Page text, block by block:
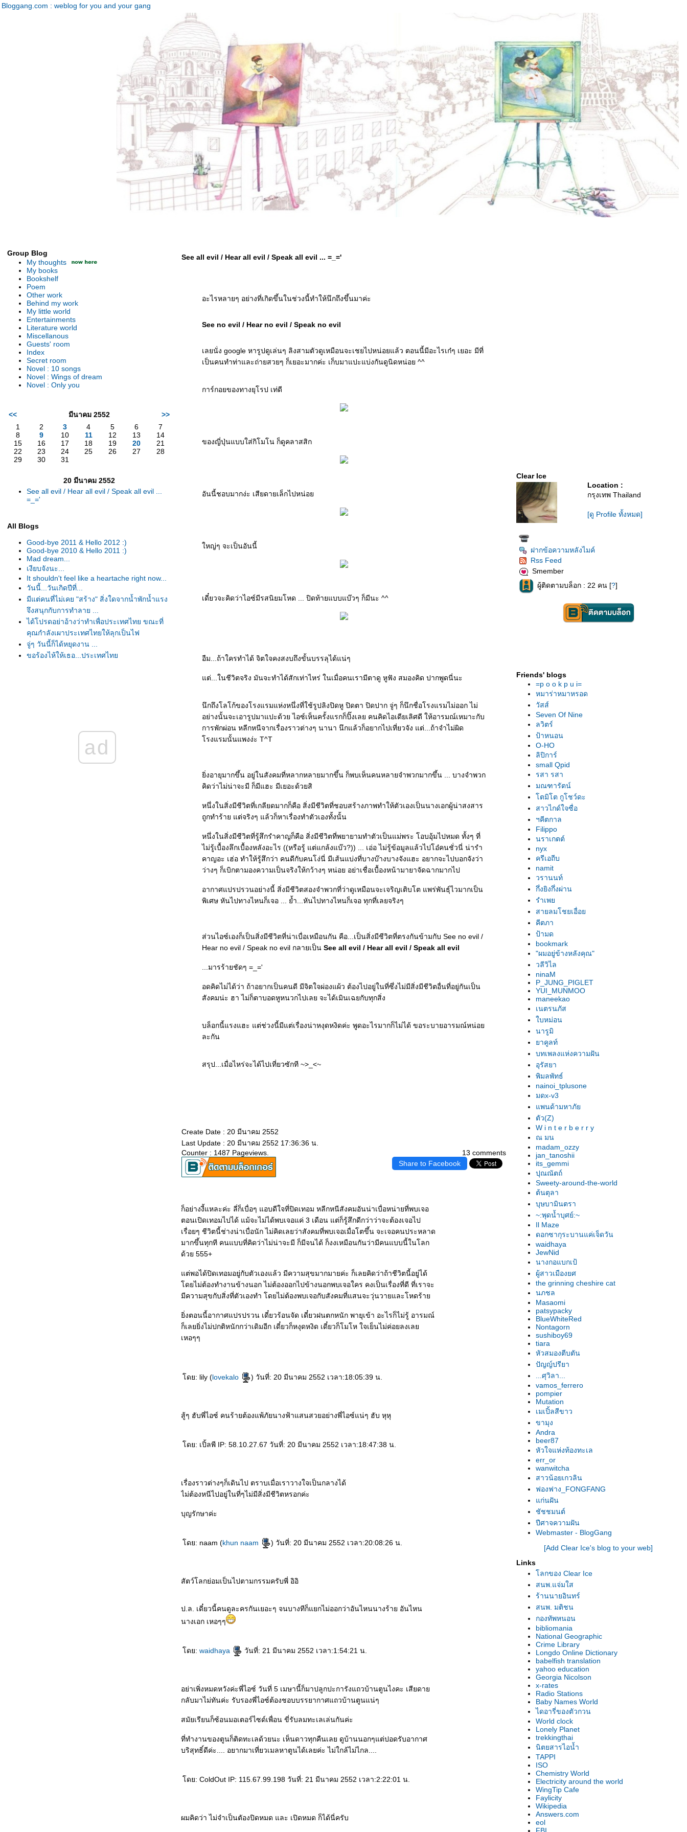
Bloggang.com : weblog for you and your gang
Group Blog
My thoughts
My books
Bookshelf
Poem
Other work
Behind my work
My little world
Entertainments
Literature world
Miscellanous
Guests' room
Index
Secret room
Novel : 10 songs
Novel : Wings of dream
Novel : Only you
<< มีนาคม 2552
>>
1
2 3 4 5 6
7
8
9 10 11 12 13
14
15
16 17 18 19 20
21
22
23 24 25 26 27
28
29
30 31
20 มีนาคม 2552
See all evil / Hear all evil / Speak all evil ...
=_='
All Blogs
Good-bye 2011 & Hello 2012 :)
Good-bye 2010 & Hello 2011 :)
Mad dream...
เงียบจังนะ...
It shouldn't feel like a heartache right now...
วันนี้...วันเกิดปีที่...
มีแต่คนที่ไม่เคย "สร้าง" สิ่งใดจากน้ำพักน้ำแรง
จึงสนุกกับการทำลาย ...
ได้โปรดอย่าอ้างว่าทำเพื่อประเทศไทย ขณะที่
คุณกำลังเผาประเทศไทยให้ลุกเป็นไฟ
จู่ๆ วันนี้ก็ได้หยุดงาน ...
ขอร้องไห้ให้เธอ...ประเทศไท
เมื่อทำดีที่สุดแล้ว ที่เหลือ...ก็คงต้องปล่อยไป
เล็กๆ น้อยๆ หลังกลับจาก Kenya, Tanzania
ละ Zanzibar ^^
ad
See all evil / Hear all evil / Speak all evil ... =_='
อะไรหลายๆ อย่างที่เกิดขึ้นในช่วงนี้ทำให้นึกถึงขึ้นมาค่ะ
See no evil / Hear no evil / Speak no evil
เลยนั่ง google หารูปดูเล่นๆ ลิงสามตัวดูเหมือนจะเชยไปหน่อยแล้ว ตอนนี้มีอะไรเก๋ๆ เยอะ มีที่
เป็นคนทำท่าและถ่ายสวยๆ ก็เยอะมากค่ะ เก็บมาแปะแบ่งกันดูนิดหน่อย ^^
การ์กอยของทางยุโรป เท่ดี
ของญี่ปุ่นแบบใส่กิโมโน ก็ดูคลาสสิก
อันนี้ชอบมากง่ะ เสียดายเล็กไปหน่อ
หญ่ๆ จะเป็นอันนี้
เดี๋ยวจะคิดว่าไอซ์มีรสนิยมโหด ... ปิดท้ายแบบแบ๊วๆ ก็มีนะ ^^
อืม...ถ้าใครทำได้ จิตใจคงสงบถึงขั้นบรรลุได้แน่ๆ
ต่...ในชีวิตจริง มันจะทำได้สักเท่าไหร่ ในเมื่อคนเรามีตาดู หูฟัง สมองคิด ปากพูดนี่นะ
นึกถึงโลโก้ของโรงแรมแห่งหนึ่งที่ใช้รูปลิงปิดหู ปิดตา ปิดปาก จู่ๆ ก็นึกชื่อโรงแรมไม่ออก ไม่
อย่างนั้นจะเอารูปมาแปะด้วย ไอซ์เห็นครั้งแรกก็ปิ๊งเลย คนคิดไอเดียเลิศดี ให้อารมณ์เหมาะกับ
การพักผ่อน หลีกหนีจากเรื่องราวต่างๆ นานา นึกแล้วก็อยากไปเที่ยวจัง แต่...ถ้าจำไม่ผิด
รงแรมนั้นแพงง่ะ T^T
ิ่งอายุมากขึ้น อยู่ในสังคมที่หลากหลายมากขึ้น ก็พบเห็นคนหลายจำพวกมากขึ้น ... บางจำพวก
คิดว่าไม่น่าจะมี ก็มีแฮะ มีเยอะด้วยสิ
หนึ่งในสิ่งมีชีวิตที่เกลียดมากก็คือ สิ่งมีชีวิตที่ชอบสร้างภาพทำให้ตัวเองเป็นนางเอกผู้น่าสงสาร
ถูกทำร้าย แต่จริงๆ แล้วก็หาเรื่องทำตัวเองทั้งนั้น
หนึ่งในสิ่งมีชีวิตที่รู้สึกรำคาญก็คือ สิ่งมีชีวิตที่พยายามทำตัวเป็นแม่พระ โอบอุ้มไปหมด ทั้งๆ ที่
ไม่รู้เบื้องลึกเบื้องหลังอะไร ((หรือรู้ แต่แกล้งแบ๊ว?)) ... เอ่อ ไม่รู้ข้อมูลแล้วไปโอ๋คนชั่วนี่ น่ารำ
คาญอะ เฮ่อ ทำให้รู้สึกว่า คนดีกับคนโง่นี่ มีเส้นแบ่งที่บางบ๊างบางจังแฮะ อยากจะไปบอกจังว่า
ว่างๆ ก็เบิกตามองความเป็นจริงให้กว้างๆ หน่อย อย่าเชื่อเบื้องหน้ามายาจัดฉากมากไป
อากาศแปรปรวนอย่างนี้ สิ่งมีชีวิตสองจำพวกที่ว่าดูเหมือนจะเจริญเติบโต แพร่พันธุ์ไวมากเป็น
พิเศษ หันไปทางไหนก็เจอ ... ย้ำ...หันไปทางไหนก็เจอ ทุกที่เลยจริงๆ
ส่วนไอซ์เองก็เป็นสิ่งมีชีวิตที่น่าเบื่อเหมือนกัน คือ...เป็นสิ่งมีชีวิตที่ตรงกันข้ามกับ See no evil /
Hear no evil / Speak no evil กลายเป็น See all evil / Hear all evil / Speak all evil
...มารร้ายชัดๆ =_='
อดคิดไม่ได้ว่า ถ้าอยากเป็นคนดี มีจิตใจผ่องแผ้ว ต้องไปอยู่ในที่ซึ่งไม่มีสิ่งมีชีวิตอื่นที่อยู่กันเป็น
สังคมน่ะ ฮา ไม่ก็ตาบอดหูหนวกไปเลย จะได้เมินเฉยกับทุกสิ่ง
บล็อกนี้แรงแฮะ แต่ช่วงนี้มีแต่เรื่องน่าหงุดหงิดค่ะ พูดอะไรมากก็ไม่ได้ ขอระบายอารมณ์หน่อ
ละกัน
สรุป...เมื่อไหร่จะได้ไปเที่ยวซักที ~>_<~
Create Date : 20 มีนาคม 2552
Last Update : 20 มีนาคม 2552 17:36:36 น.
13 comments
Counter : 1487 Pageviews.
Share to Facebook
ก็อย่างงี้แหละค่ะ ลี่ก็เบื่อๆ แอบดีใจที่ปิดเทอม หลีกหนีสังคมอันน่าเบื่อหน่ายที่พบเจอ
ตอนเปิดเทอมไปได้ แม้จะไม่ได้พบเจอแค่ 3 เดือน แต่ก็รู้สึกดีกว่าว่าจะต้องเจอไป
เรื่อยๆ ชีวิตนี้ช่างน่าเบื่อนัก ไม่คิดเลยว่าสังคมที่พบเจอเมื่อโตขึ้น จะเจอคนประหลาด
มากขึ้นทุกที คนแบบที่คิดว่าไม่น่าจะมี ก็มีจนได้ ก็งงเหมือนกันว่ามีคนแบบนี้ในโลก
ด้วย 555+
ต่พอได้ปิดเทอมอยู่กับตัวเองแล้ว มีความสุขมากมายค่ะ ก็เลยคิดว่าถ้าชีวิตนี้อยู่ได้
ดยไม่ต้องทำงานข้างนอก ไม่ต้องออกไปข้างนอกพบเจอใคร คงเป็นเรื่องที่ดี ที่เราจะ
มีความสุขกับสิ่งที่ตัวเองทำ โดยไม่ต้องพบเจอกับสังคมที่แสนจะวุ่นวายและโหดร้า
ิ่งตอนนี้อากาศแปรปรวน เดี๋ยวร้อนจัด เดี๋ยวฝนตกหนัก พายุเข้า อะไรก็ไม่รู้ อารมณ์
ก็เลยยิ่งไม่ปกติหนักกว่าเดิมอีก เดี๋ยวก็หงุดหงิด เดี๋ยวก็โมโห ใจเย็นไม่ค่อยลงเล
เหอๆๆ
ดย: lily (lovekalo ) วันที่: 20 มีนาคม 2552 เวลา:18:05:39 น.
สู้ๆ ฮับพี่ไอซ์ คนร้ายต้องแพ้ภัยนางฟ้าแสนสวยอย่างพี่ไอซ์แน่ๆ ฮับ หุหุ
ดย: เปิ้ลพี IP: 58.10.27.67 วันที่: 20 มีนาคม 2552 เวลา:18:47:38 น.
เรื่องราวต่างๆก็เดินไป ตราบเมื่อเราวางใจเป็นกลางได้
ไม่ต้องหนีไปอยู่ในที่ๆไม่มีสิ่งมีชีวิตหรอกค่ะ
บุญรักษาค่ะ
ดย: naam (khun naam ) วันที่: 20 มีนาคม 2552 เวลา:20:08:26 น.
สัตว์โลกย่อมเป็นไปตามกรรมครับพี่ อิอิ
ป.ล. เดี๋ยวนี้คนดูละครกันเยอะๆ จนบางทีก็แยกไม่ออกว่าอันไหนนางร้าย อันไหน
นางเอก เหอๆๆ
ดย: waidhaya วันที่: 21 มีนาคม 2552 เวลา:1:54:21 น.
อย่าเพิ่งหมดหวังค่ะพี่ไอซ์ วันที่ 5 เมษานี้ก็มาปลูกปะการังแถวบ้านตูนไงคะ เสียดา
กลับมาไม่ทันค่ะ รับรองพี่ไอซ์ต้องชอบบรรยากาศแถวบ้านตูนแน่ๆ
สมัยเรียนก็ซ้อนมอเตอร์ไซด์เพื่อน ขี่รับลมทะเลเล่นกันค่ะ
ที่ทำงานของตูนก็ติดทะเลด้วยนะ เห็นดาวทุกคืนเลย ดูบ้านนอกๆแต่ปอดรับอากาศ
บริสุทธิ์ดีค่ะ.... อยากมาเที่ยวเมลหาตูนได้เลยค่ะ ไม่ใกล้ไม่ไกล....
ดย: ColdOut IP: 115.67.99.198 วันที่: 21 มีนาคม 2552 เวลา:2:22:01 น.
ผมคิดว่า ไม่จำเป็นตัองปิดหมด และ เปิดหมด ก็ได้นี่ครับ
Clear Ice
Location :
กรุงเทพ Thailand
[ดู Profile ทั้งหมด]
ฝากข้อความหลังไมค์
Rss Feed
Smember
ผู้ติดตามบล็อก : 22 คน [?]
Friends' blogs
=p o o k p u i=
หมาร่าหมาหรอด
วัสส์
Seven Of Nine
ลวิตร์
ป้าหนอน
O-HO
ลิปิการ์
small Qpid
รสา รสา
มณฑารัตน์
ตมิโต กูโชว์ดะ
สาวไกด์ใจซื่อ
ฯคีตกาล
Filippo
นราเกตต์
nyx
ครีเอถีบ
namit
วรานนท์
กึ่งยิงกึ่งผ่าน
รำเพ
สายลมโชยเอื่อ
คีตภา
ป้ามด
bookmark
"ผมอยู่ข้างหลังคุณ"
วลีวิไล
ninaM
P_JUNG_PIGLET
YUI_MUNMOO
maneekao
เนตรนภัส
บหม่อน
นารูมิ
าคูลท์
บทเพลงแห่งความฝัน
อุรัสยา
พิมลพัทธ์
nainoi_tplusone
มดx-v3
พนด้ามหาภั
ตัว(Z)
W i n t e r b e r r y
ณ มน
madam_ozzy
jan_tanoshii
its_gemmi
ปุณณัตถ์
Sweety-around-the-world
ต้นตุลา
บุษบามินตรา
~:พุดน้ำบุศย์:~
Il Maze
ดอกซากุระบานแค่เจ็ดวัน
waidhaya
JewNid
นางกอแบกเป้
ผู้สาวเมืองยศ
the grinning cheshire cat
นภชล
Masaomi
patsypacky
BlueWhiteRed
Nontagorn
sushiboy69
tiara
หัวสมองตีบตัน
ปัญญ์ปรียา
...ศุวิลา...
vamos_ferrero
pompier
Mutation
เมเปิ้ลสีขาว
ขามุง
Andra
beer87
หัวใจแห่งท้องทะเล
err_or
wanwitcha
สาวน้อยเกวลิน
ฟองฟาง_FONGFANG
ก่นฝัน
ชัชชมนต์
ปีศาจความฝัน
Webmaster - BlogGang
[Add Clear Ice's blog to your web]
Links
ลกของ Clear Ice
สนพ.แจ่มใส
ร้านนายอินทร์
สนพ. มติชน
กองทัพหนอน
bibliomania
National Geographic
Crime Library
Longdo Online Dictionary
babelfish translation
yahoo education
Georgia Nicolson
x-rates
Radio Stations
Baby Names World
ไดอารี่ของตัวกวน
World clock
Lonely Planet
trekkingthai
นิตยสารไอน้ำ
TAPPI
ISO
Chemistry World
Electricity around the world
WingTip Cafe
Faylicity
Wikipedia
Answers.com
eol